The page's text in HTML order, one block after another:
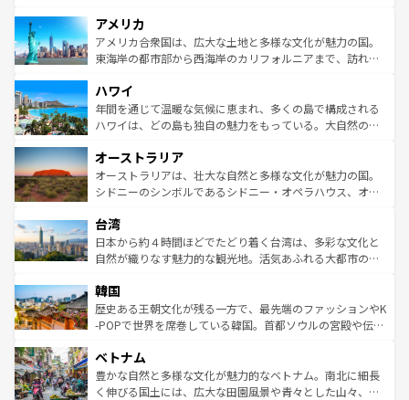
ンツ一覧を参照してほしい。
の建物がそのまま残る町や、スイスならではのユニークな
博物館もあり、アルプス観光だけでなく町歩きも満喫する
ことができる。国民の所得が高いため物価も高いが、旅行
ば市内交通費無料で観光を楽しむこともできる。 なお、新
着のスイス情報はコンテンツ一覧 を参照してほしい。
アメリカ
アメリカ合衆国は、広大な土地と多様な文化が魅力の国。
東海岸の都市部から西海岸のカリフォルニアまで、訪れる
のような巨大都市は、観光、ショッピング、エンターテイ
ンメントが詰まった刺激的なスポットだ。一方、アメリカ
西部には大自然が広がり、グランドキャニオンやイエロー
部のニューオーリンズでは、音楽と美食が融合した独特の
文化が魅力。旅行者はアメリカの各地域で異なる魅力を楽
しみながら、その多様性と豊かな歴史を感じることができ
ならではの贅沢な旅のスタイルだ。 なお、新着のアメリカ
情報はコンテンツ一覧を参照してほしい。
ハワイ
年間を通じて温暖な気候に恵まれ、多くの島で構成される
ハワイは、どの島も独自の魅力をもっている。大自然の神
ワイ島は見逃せない。また、定番の観光地といえばオアフ
島だが、静かな自然を求めるならマウイ島やカウアイ島が
おすすめ。エメラルドグリーンに輝く海をはじめ、豊かな
れるおもてなしの心で訪れる人々を迎えてくれるハワイの
人々、おいしいローカルフードやハワイアンミュージッ
ク、伝統的なフラダンスなど、すべてがハワイの魅力を彩
ワイを、存分に味わってほしい。 なお、新着のハワイ情報
はコンテンツ一覧を参照してほしい。
オーストラリア
オーストラリアは、壮大な自然と多様な文化が魅力の国。
シドニーのシンボルであるシドニー・オペラハウス、オー
リアリーフや大陸中央部にそびえるウルル（エアーズロッ
ク）、タスマニアの美しい原生林やケアンズの熱帯雨林な
ど、見どころがたくさん。また、カフェやワイン、オージ
いる。アクティビティも充実しており、サーフィンやダイ
ビング、ハイキングなど、アウトドア好きにはたまらな
い。オーストラリアの多彩な魅力を存分に味わいつくそ
参照してほしい。
台湾
日本から約４時間ほどでたどり着く台湾は、多彩な文化と
自然が織りなす魅力的な観光地。活気あふれる大都市の台
ン）、静ひつな山岳地帯である台湾東部など、都市の喧騒
と山間の静けさが共存しており、訪れる人に新しい発見と
驚きをもたらしてくれる。また、奥深い台湾の食文化も魅
容にもいいと評判のスイーツなど、バラエティ豊かな料理
が味わえる。 なお、新着の台湾情報は コンテンツ一覧を参
照してほしい。
韓国
歴史ある王朝文化が残る一方で、最先端のファッションやK
-POPで世界を席巻している韓国。首都ソウルの宮殿や伝統
き、地方に足を延ばせば四季折々の自然美を楽しむことが
できる。そして、キムチや焼肉、絶品のストリートフード
まで、さまざまな韓国料理が待っている。夜には、韓国な
ベトナム
豊かな自然と多様な文化が魅力的なベトナム。南北に細長
く伸びる国土には、広大な田園風景や青々とした山々、世